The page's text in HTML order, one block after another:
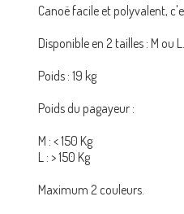
Canoë facile et polyvalent,
Disponible en 2 tailles : M ou L.
Poids : 19 kg
Poids du pagayeur :
M : < 150 Kg
L : > 150 Kg
Maximum 2 couleurs.